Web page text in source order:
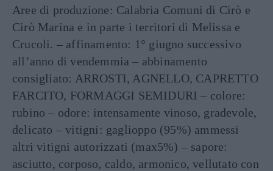
Aree di produzione: Calabria Comuni di Cirò e
Cirò Marina e in parte i territori di Melissa e
Crucoli. – affinamento: 1° giugno successivo
all’anno di vendemmia – abbinamento
consigliato: ARROSTI, AGNELLO, CAPRETTO
FARCITO, FORMAGGI SEMIDURI – colore:
rubino – odore: intensamente vinoso, gradevole,
delicato – vitigni: gaglioppo (95%) ammessi
altri vitigni autorizzati (max5%) – sapore:
asciutto, corposo, caldo, armonico, vellutato con